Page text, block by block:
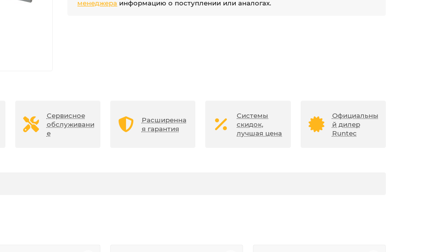
менеджера информацию о поступлении или аналогах.
Сервисное
обслуживани
е
Расширенна
я гарантия
Системы
скидок,
лучшая цена
Официальны
й дилер
Runtec